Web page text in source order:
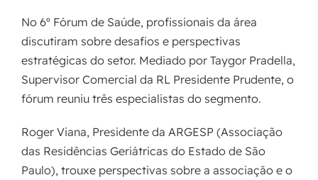
No 6º Fórum de Saúde, profissionais da área
discutiram sobre desafios e perspectivas
estratégicas do setor. Mediado por Taygor Pradella,
Supervisor Comercial da RL Presidente Prudente, o
fórum reuniu três especialistas do segmento.
Roger Viana, Presidente da ARGESP (Associação
das Residências Geriátricas do Estado de São
Paulo), trouxe perspectivas sobre a associação e o